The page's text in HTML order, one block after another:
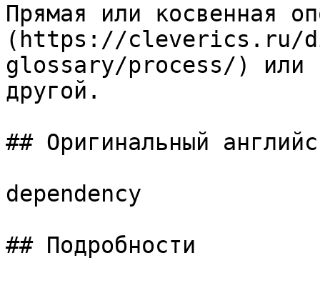
Прямая или косвенная
(https://cleverics.ru/
glossary/process/) или
другой.
## Оригинальный
dependency
## Подробности